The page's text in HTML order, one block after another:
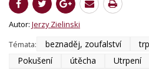
Autor: Jerzy Zielinski
Témata:
beznaděj, zoufalství
Pokušení
útěcha Utrpení